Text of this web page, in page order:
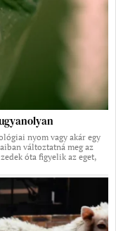
nyom vagy akár egy
változtatná meg az
óta figyelik az eget,